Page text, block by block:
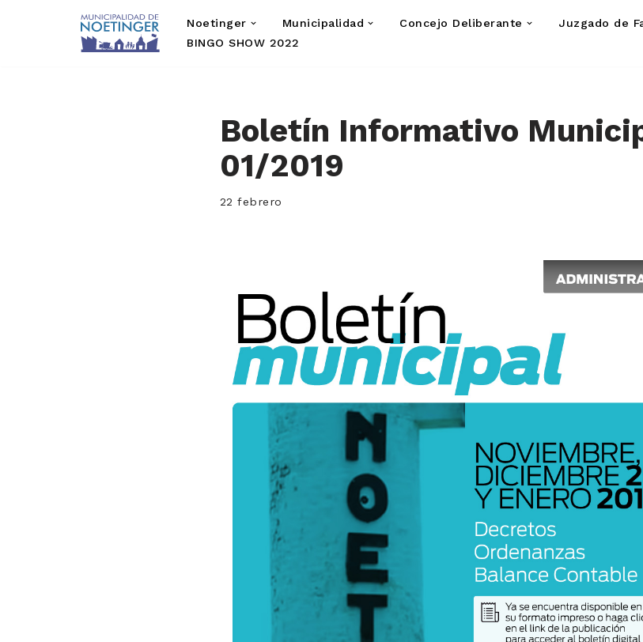
Noetinger Municipalidad Concejo Deliberante Juzgado de
BINGO SHOW 2022
Boletín Informativo
01/2019
22 febrero